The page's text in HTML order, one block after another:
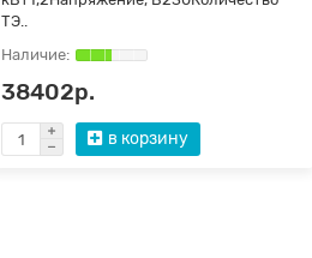
ТЭ..
38402р.
в корзину